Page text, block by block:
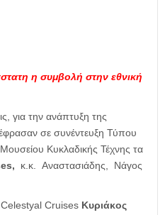
η συμβολή στην εθνική
για την ανάπτυξη της
σε συνέντευξη Τύπου
Κυκλαδικής Τέχνης τα
κ.κ. Αναστασιάδης, Νάγος
Cruises Κυριάκος